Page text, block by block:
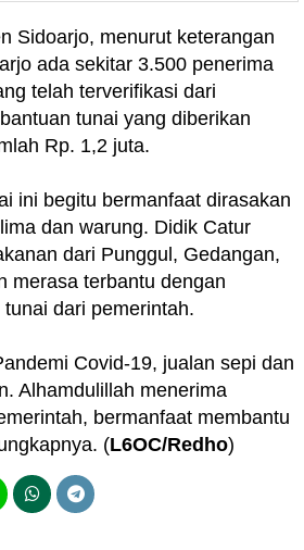
Sidoarjo, menurut keterangan
ada sekitar 3.500 penerima
telah terverifikasi dari
tunai yang diberikan
Rp. 1,2 juta.
ini begitu bermanfaat dirasakan
dan warung. Didik Catur
dari Punggul, Gedangan,
merasa terbantu dengan
dari pemerintah.
Covid-19, jualan sepi dan
Alhamdulillah menerima
bermanfaat membantu
(L6OC/Redho)